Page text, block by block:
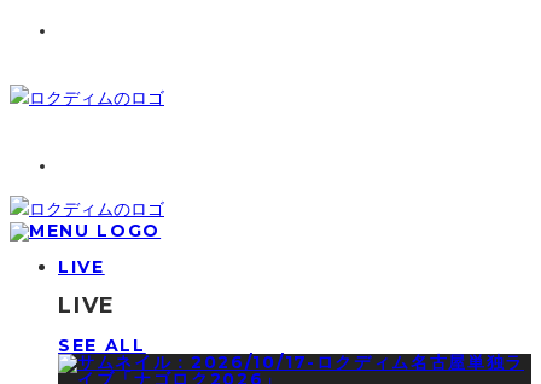
LIVE
LIVE
SEE ALL